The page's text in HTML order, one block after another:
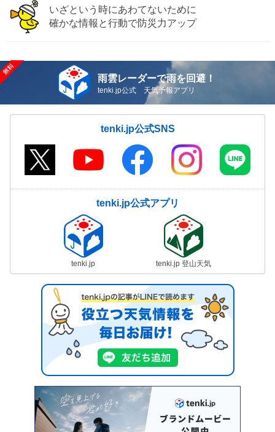
いざという時にあわてないために
確かな情報と行動で防災力アップ
雨雲レーダーで雨を回避！
tenki.jp公式 天気予報アプリ
tenki.jp公式SNS
tenki.jp公式アプリ
tenki.jp tenki.jp 登山天気